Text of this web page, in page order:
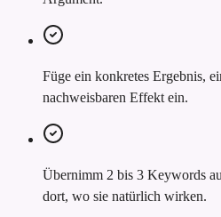
Füge ein konkretes Ergebnis,
nachweisbaren Effekt ein.
Übernimm 2 bis 3 Keywords
dort, wo sie natürlich wirken.